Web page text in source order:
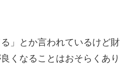
」とか言われているけど財
くなることはおそらくあり